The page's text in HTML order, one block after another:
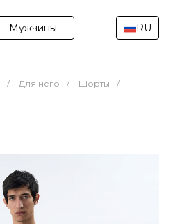
Мужчины RU
/ Для него / Шорты
/